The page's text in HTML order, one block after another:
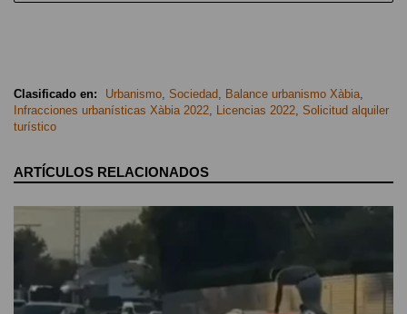
Clasificado en: Urbanismo, Sociedad, Balance urbanismo Xàbia,
Infracciones urbanísticas Xàbia 2022, Licencias 2022, Solicitud alquiler
turístico
ARTÍCULOS RELACIONADOS